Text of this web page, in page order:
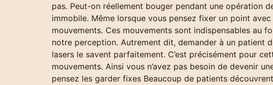
pas. Peut-on réellement bouger pendant une opération
immobile. Même lorsque vous pensez fixer un point
mouvements. Ces mouvements sont indispensables au
notre perception. Autrement dit, demander à un patient
lasers le savent parfaitement. C’est précisément pour
mouvements. Ainsi vous n’avez pas besoin de devenir
pensez les garder fixes Beaucoup de patients